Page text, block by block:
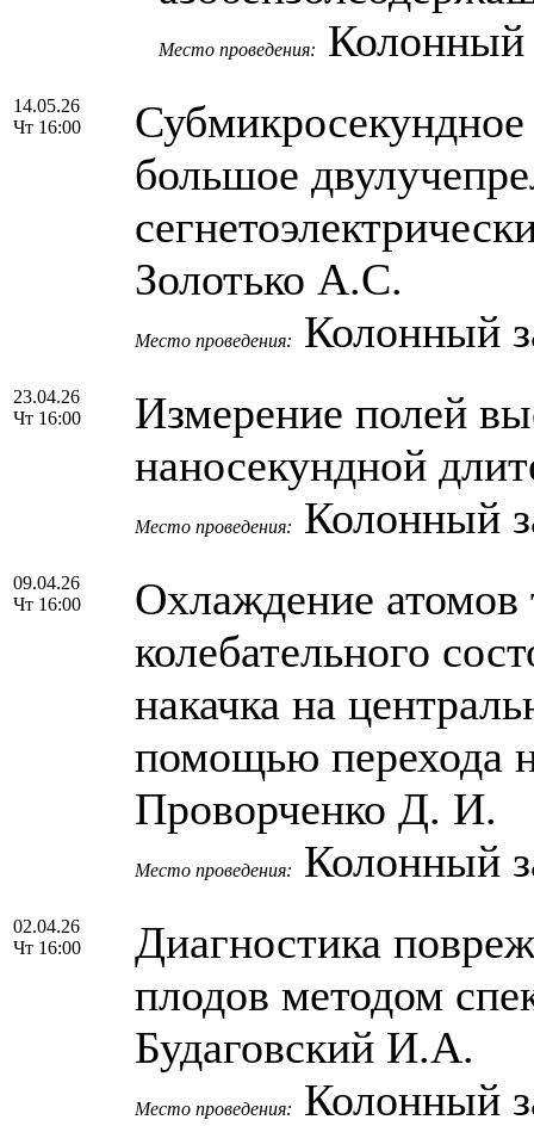
Место проведения:
14.05.26
Чт 16:00
большое
Золотько А.С.
Место проведения: Колонный
23.04.26
Чт 16:00
Измерение полей
наносекундной
Место проведения: Колонный
09.04.26
Чт 16:00
Охлаждение атомов
колебательного
накачка на
помощью перехода
Проворченко Д. И.
Место проведения: Колонный
02.04.26
Чт 16:00
Диагностика
плодов методом
Будаговский И.А.
Место проведения: Колонный